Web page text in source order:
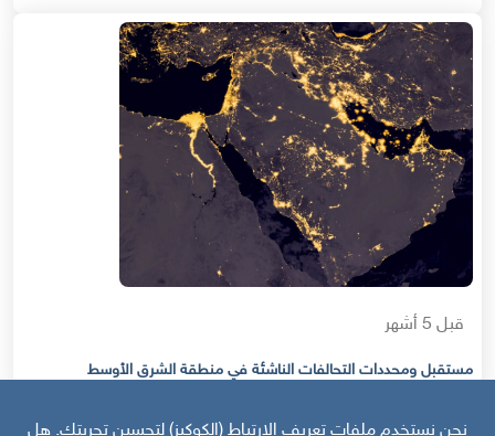
قبل 5 أشهر
مستقبل ومحددات التحالفات الناشئة في منطقة الشرق الأوسط
نحن نستخدم ملفات تعريف الارتباط (الكوكيز) لتحسين تجربتك. هل